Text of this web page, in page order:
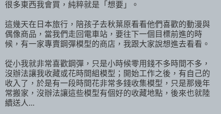
很多東西我會買，純粹就是「想要」。
這幾天在日本旅行，陪孩子去秋葉原看看他們喜歡的動漫與
偶像商品，當我們走回電車站，要往下一個目標前進的時
候，有一家專賣鋼彈模型的商店，我跟大家說想進去看看。
從小我就非常喜歡鋼彈，只是小時候零用錢不多時間不多，
沒辦法讓我收藏或花時間組模型；開始工作之後，有自己的
收入了，於是有一段時間花非常多錢收集模型，只是那幾年
常搬家，沒辦法讓這些模型有個好的收藏地點，後來也就陸
續送人...